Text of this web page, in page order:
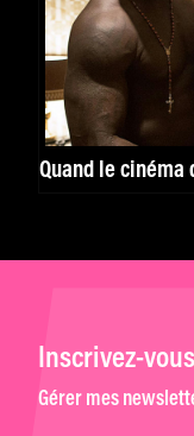
Quand le cinéma
Inscrivez-
Gérer mes